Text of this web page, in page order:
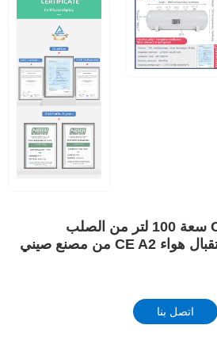
خزانات هواء أفقية CE سعة 100 لتر من الصلب
الكربوني، خزانات استقبال هواء CE A2 من مصنع صيني
اتصل بنا